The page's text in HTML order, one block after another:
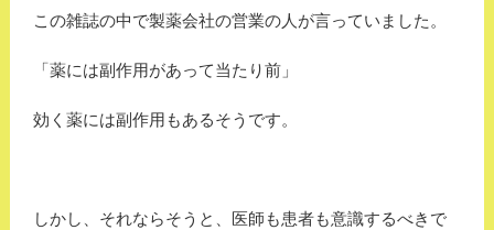
この雑誌の中で製薬会社の営業の人が言っていました。
「薬には副作用があって当たり前」
効く薬には副作用もあるそうです。
しかし、それならそうと、医師も患者も意識するべきで